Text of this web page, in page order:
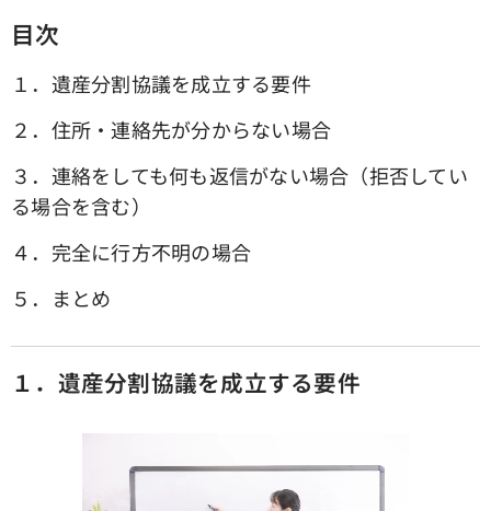
目次
１．遺産分割協議を成立する要件
２．住所・連絡先が分からない場合
３．連絡をしても何も返信がない場合（拒否してい
る場合を含む）
４．完全に行方不明の場合
５．まとめ
１．遺産分割協議を成立する要件